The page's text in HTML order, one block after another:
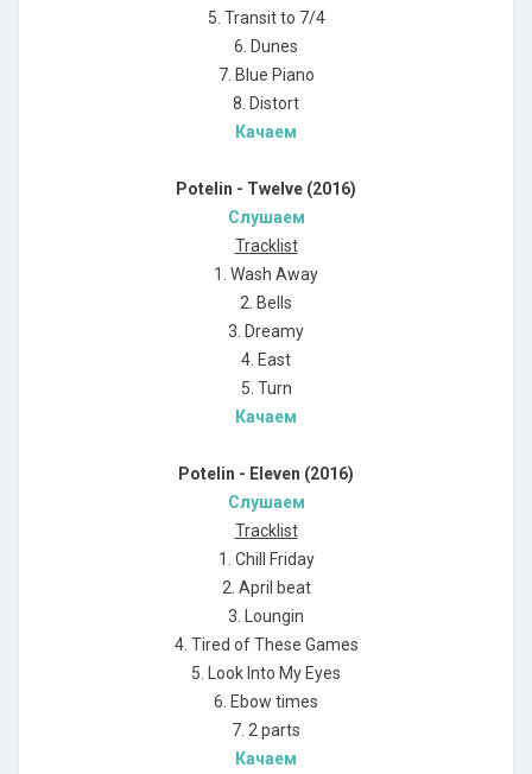
5. Transit to 7/4
6. Dunes
7. Blue Piano
8. Distort
Качаем
Potelin - Twelve (2016)
Слушаем
Tracklist
1. Wash Away
2. Bells
3. Dreamy
4. East
5. Turn
Качаем
Potelin - Eleven (2016)
Слушаем
Tracklist
1. Chill Friday
2. April beat
3. Loungin
4. Tired of These Games
5. Look Into My Eyes
6. Ebow times
7. 2 parts
Качаем